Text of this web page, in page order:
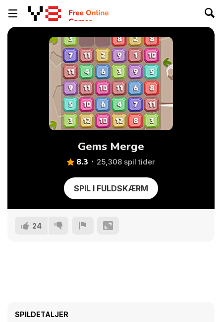
Gems Merge
8.3 25,308 spil tider
SPIL I FULDSKÆRM
24
SPILDETALJER